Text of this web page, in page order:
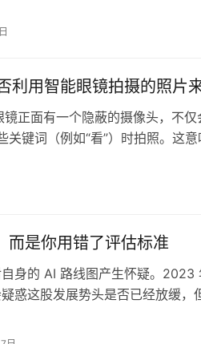
利用智能眼镜拍摄的照片
正面有一个隐蔽的摄像头，不
关键词（例如“看”）时拍照。这
而是你用错了评估标准
身的 AI 路线图产生怀疑。2023
惑这股发展势头是否已经放缓，